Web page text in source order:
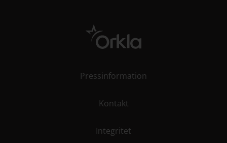
Pressinformation
Kontakt
Integritet